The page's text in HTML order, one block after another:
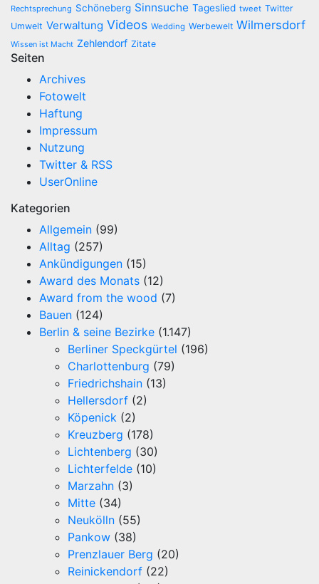
Rechtsprechung Schöneberg Sinnsuche Tageslied tweet Twitter
Umwelt Verwaltung Videos Wedding Werbewelt Wilmersdorf
Wissen ist Macht Zehlendorf Zitate
Seiten
Archives
Fotowelt
Haftung
Impressum
Nutzung
Twitter & RSS
UserOnline
Kategorien
Allgemein (99)
Alltag (257)
Ankündigungen (15)
Award des Monats (12)
Award from the wood (7)
Bauen (124)
Berlin & seine Bezirke (1.147)
Berliner Speckgürtel (196)
Charlottenburg (79)
Friedrichshain (13)
Hellersdorf (2)
Köpenick (2)
Kreuzberg (178)
Lichtenberg (30)
Lichterfelde (10)
Marzahn (3)
Mitte (34)
Neukölln (55)
Pankow (38)
Prenzlauer Berg (20)
Reinickendorf (22)